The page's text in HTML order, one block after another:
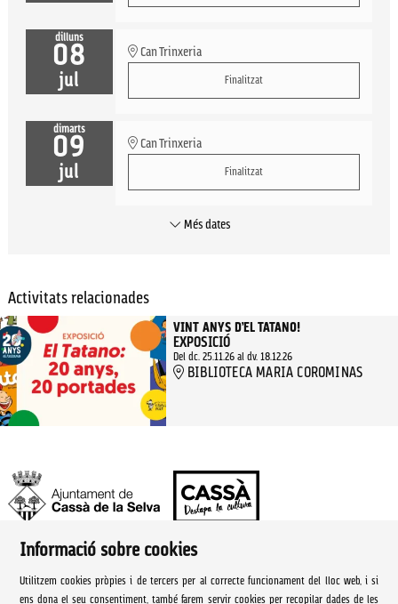
dilluns
08
jul
Can Trinxeria
Finalitzat
dimarts
09
jul
Can Trinxeria
Finalitzat
Més dates
Activitats relacionades
VINT ANYS D’EL TATANO!
EXPOSICIÓ
Del dc. 25.11.26al dv. 18.12.26
BIBLIOTECA MARIA COROMINAS
Ajuntament de Cassà de la Selva | Àrea de cultura
Informació sobre cookies
Utilitzem cookies pròpies i de tercers per al correcte funcionament del lloc web, i si
ens dona el seu consentiment, també farem servir cookies per recopilar dades de les